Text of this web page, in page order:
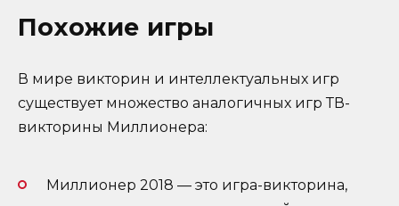
Похожие игры
В мире викторин и интеллектуальных игр
существует множество аналогичных игр ТВ-
викторины Миллионера:
Миллионер 2018 — это игра-викторина,